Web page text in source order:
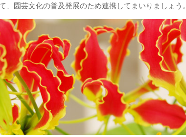
、園芸文化の普及発展のため連携してまいりましょう。